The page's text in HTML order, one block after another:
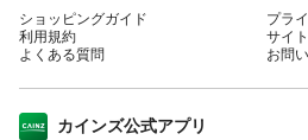
ショッピングガイド
利用規約
よくある質問
プラ
サイ
お問
カインズ公式アプリ